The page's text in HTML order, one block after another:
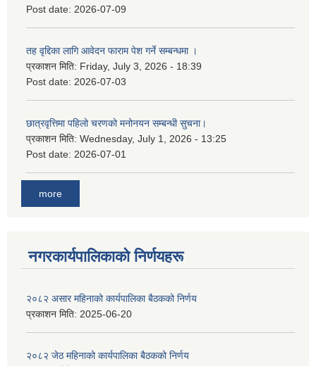
Post date: 2026-07-09
तह वृद्दिका लागि आवेदन फाराम पेश गर्ने सम्बन्धमा ।
प्रकाशन मिति: Friday, July 3, 2026 - 18:39
Post date: 2026-07-03
छात्रवृत्तिमा पहिलो चरणको मनोनयन सम्बन्धी सुचना।
प्रकाशन मिति: Wednesday, July 1, 2026 - 13:25
Post date: 2026-07-01
more
नगरकार्यपालिकाकाे निर्णयहरू
२०८२ असार महिनाको कार्यपालिका बैठकको निर्णय
प्रकाशन मिति: 2025-06-20
२०८२ जेठ महिनाको कार्यपालिका बैठकको निर्णय